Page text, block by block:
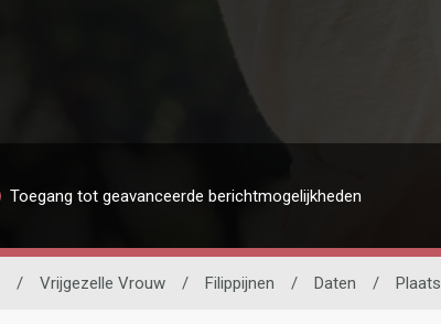
Toegang tot geavanceerde berichtmogelijkheden
/ Vrijgezelle Vrouw / Filippijnen / Daten / Plaats